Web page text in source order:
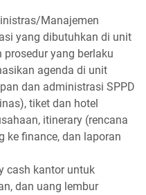
Manajemen
yang dibutuhkan di unit
yang berlaku
agenda di unit
dan administrasi SPPD
tiket dan hotel
itinerary (rencana
ke finance, dan laporan
cash kantor untuk
dan uang lembur